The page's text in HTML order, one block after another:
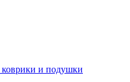
и подушки